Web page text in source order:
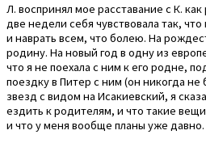
Л. воспринял мое расставание с К.
две недели себя чувствовала так,
и наврать всем, что болею. На
родину. На новый год в одну из
что я не поехала с ним к его родне,
поездку в Питер с ним (он никогда не
звезд с видом на Исакиевский, я
ездить к родителям, и что такие
и что у меня вообще планы уже давно.